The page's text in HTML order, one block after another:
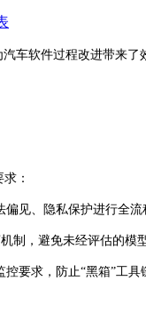
车软件过程改进带来
：
见、隐私保护进行全流
制，避免未经评估的模
要求，防止“黑箱”工具